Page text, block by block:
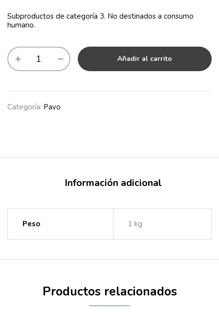
Subproductos de categoría 3. No destinados a consumo
humano.
Añadir al carrito
Categoría: Pavo
Información adicional
Peso 1 kg
Productos relacionados